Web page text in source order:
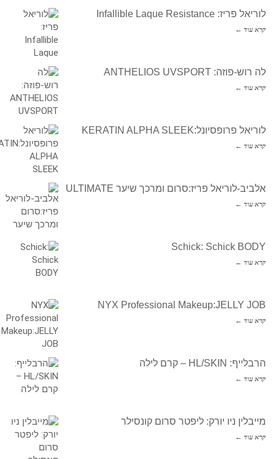
לוריאל פריז: Infallible Laque Resistance
קרא עוד ←
לה רוש-פוזה: ANTHELIOS UVSPORT
קרא עוד ←
לוריאל פרופסיונל:KERATIN ALPHA SLEEK
קרא עוד ←
אלביב-לוריאל פריז:סרום ומרכך שיער ULTIMATE
קרא עוד ←
Schick: Schick BODY
קרא עוד ←
NYX Professional Makeup:JELLY JOB
קרא עוד ←
הרבלייף: HL/SKIN – קרם לילה
קרא עוד ←
מייבלין ניו יורק: ליפטר סרום קונסילר
קרא עוד ←